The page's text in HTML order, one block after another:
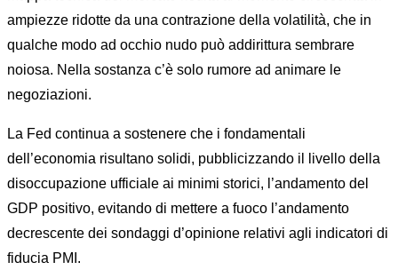
ampiezze ridotte da una contrazione della volatilità, che in
qualche modo ad occhio nudo può addirittura sembrare
noiosa. Nella sostanza c’è solo rumore ad animare le
negoziazioni.
La Fed continua a sostenere che i fondamentali
dell’economia risultano solidi, pubblicizzando il livello della
disoccupazione ufficiale ai minimi storici, l’andamento del
GDP positivo, evitando di mettere a fuoco l’andamento
decrescente dei sondaggi d’opinione relativi agli indicatori di
fiducia PMI.